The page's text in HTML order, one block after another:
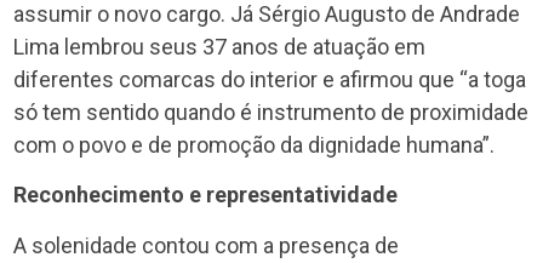
assumir o novo cargo. Já Sérgio Augusto de Andrade
Lima lembrou seus 37 anos de atuação em
diferentes comarcas do interior e afirmou que “a toga
só tem sentido quando é instrumento de proximidade
com o povo e de promoção da dignidade humana”.
Reconhecimento e representatividade
A solenidade contou com a presença de